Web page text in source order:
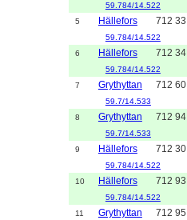
59.784/14.522
5
Hällefors 712 33
59.784/14.522
6
Hällefors 712 34
59.784/14.522
7
Grythyttan 712 60
59.7/14.533
8
Grythyttan 712 94
59.7/14.533
9
Hällefors 712 30
59.784/14.522
10
Hällefors 712 93
59.784/14.522
11
Grythyttan 712 95